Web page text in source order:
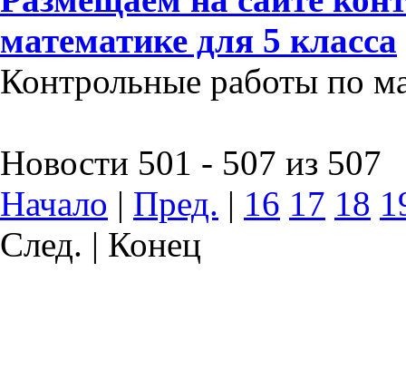
математике для 5 класса
Контрольные работы по
Новости 501 - 507 из 507
Начало | Пред. | 16 17 18
След. | Конец